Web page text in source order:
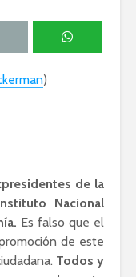
)
de la
Nacional
Es falso que el
de este
Todos y